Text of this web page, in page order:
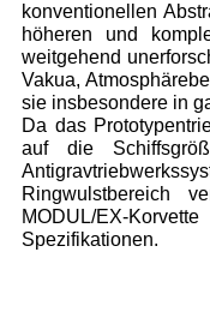
konventionellen
höhe­ren und
weitgehend
Vakua,
sie insbesondere in
Da das
auf die
Ringwulstbereich
MODUL/EX-
Spezifi­kationen.